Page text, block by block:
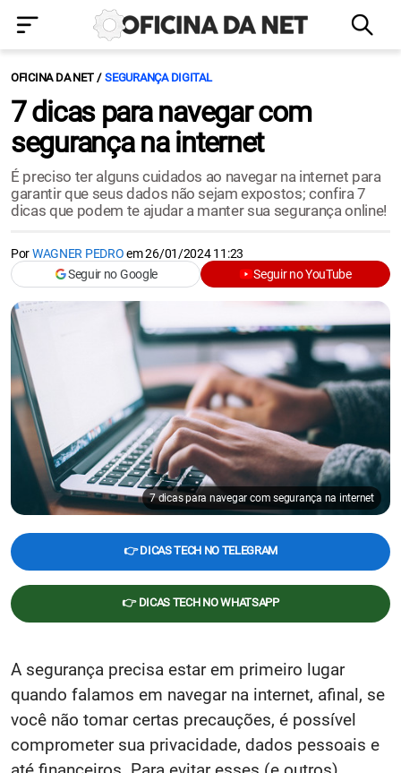
OFICINA DA NET SEGURANÇA DIGITAL
7 dicas para navegar com
segurança na internet
É preciso ter alguns cuidados ao navegar na internet para
garantir que seus dados não sejam expostos; confira 7
dicas que podem te ajudar a manter sua segurança online!
PorWAGNER PEDROem26/01/2024 11:23
Seguir no Google
Seguir no YouTube
7 dicas para navegar com segurança na internet
👉 DICAS TECH NO TELEGRAM
👉 DICAS TECH NO WHATSAPP
A segurança precisa estar em primeiro lugar
quando falamos em navegar na internet, afinal, se
você não tomar certas precauções, é possível
comprometer sua privacidade, dados pessoais e